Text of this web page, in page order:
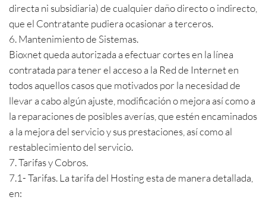
directa ni subsidiaria) de cualquier daño directo o indirecto,
que el Contratante pudiera ocasionar a terceros.
6. Mantenimiento de Sistemas.
Bioxnet queda autorizada a efectuar cortes en la línea
contratada para tener el acceso a la Red de Internet en
todos aquellos casos que motivados por la necesidad de
llevar a cabo algún ajuste, modificación o mejora así como a
la reparaciones de posibles averías, que estén encaminados
a la mejora del servicio y sus prestaciones, así como al
restablecimiento del servicio.
7. Tarifas y Cobros.
7.1- Tarifas. La tarifa del Hosting esta de manera detallada,
en: